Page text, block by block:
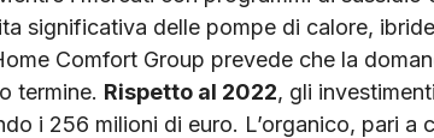
significativa delle pompe di calore,
Comfort Group prevede che la
termine. Rispetto al 2022, gli
i 256 milioni di euro. L’organico, pari a